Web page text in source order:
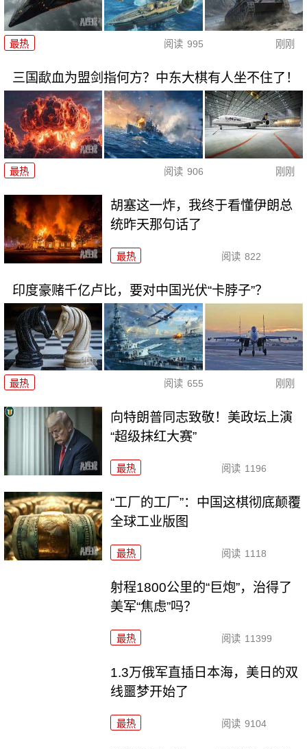
最热 阅读 995 刚刚
三国歃血为盟剑指何方？中东大棋有人坐不住了！
最热 阅读 906 刚刚
胡塞这一炸，我终于看懂伊朗总
统昨天那句话了
最热 阅读 822
印度豪赌千亿卢比，要对中国光伏“卡脖子”？
最热 阅读 655 刚刚
向特朗普同志致敬！美政坛上演
“超级抹红大赛”
最热 阅读 1196
“工厂的工厂”：中国这棋彻底颠覆
全球工业版图
最热 阅读 1118
射程1800公里的“巨炮”，治得了
美军“焦虑”吗？
最热 阅读 11399
1.3万俄军直插日本海，美日的双
线噩梦开始了
最热 阅读 9104